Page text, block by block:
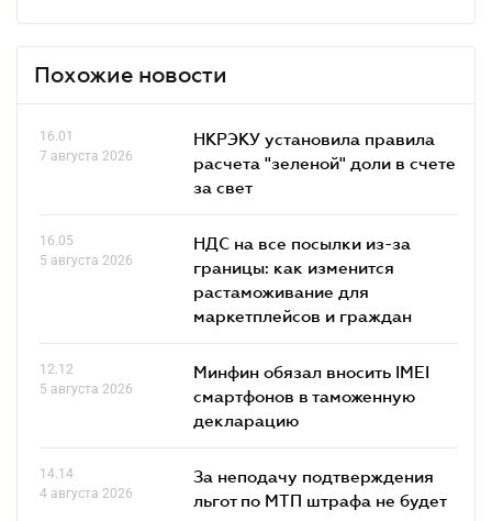
Похожие новости
16.01
7 августа 2026
НКРЭКУ установила правила
расчета "зеленой" доли в счете
за свет
16.05
5 августа 2026
НДС на все посылки из-за
границы: как изменится
растаможивание для
маркетплейсов и граждан
12.12
5 августа 2026
Минфин обязал вносить IMEI
смартфонов в таможенную
декларацию
14.14
4 августа 2026
За неподачу подтверждения
льгот по МТП штрафа не будет